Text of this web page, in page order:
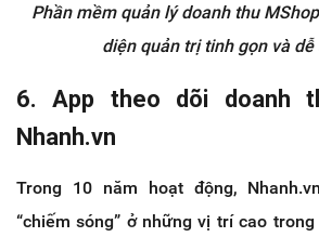
Phần mềm quản lý doanh thu
diện quản trị tinh gọn và dễ
6. App theo dõi doanh
Nhanh.vn
Trong 10 năm hoạt động,
“chiếm sóng” ở những vị trí cao